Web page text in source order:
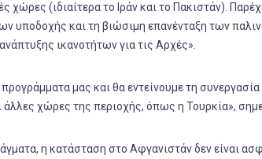
χώρες (ιδιαίτερα το Ιράν και το Πακιστάν).
υποδοχής και τη βιώσιμη επανένταξη των
ικανοτήτων για τις Αρχές».
μας και θα εντείνουμε τη
άλλες χώρες της περιοχής, όπως η Τουρκία»,
η κατάσταση στο Αφγανιστάν δεν είναι